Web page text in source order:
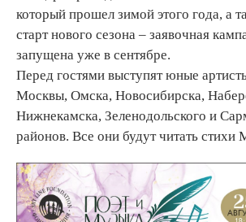
который прошел зимой этого года, а
старт нового сезона – заявочная
запущена уже в сентябре.
Перед гостями выступят юные
Москвы, Омска, Новосибирска,
Нижнекамска, Зеленодольского и
районов. Все они будут читать